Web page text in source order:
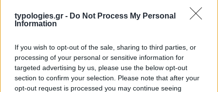
typologies.gr - Do Not Process My Personal
Information
If you wish to opt-out of the sale, sharing to third parties, or
processing of your personal or sensitive information for
targeted advertising by us, please use the below opt-out
section to confirm your selection. Please note that after your
opt-out request is processed you may continue seeing